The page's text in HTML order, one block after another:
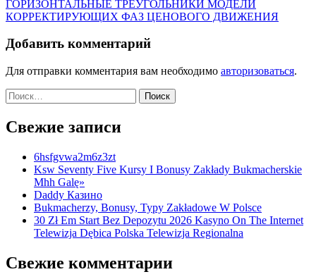
Добавить комментарий
Для отправки комментария вам необходимо авторизоваться.
Найти:
Свежие записи
6hsfgvwa2m6z3zt
Ksw Seventy Five Kursy I Bonusy Zakłady Bukmacherskie
Mhh Galę»
Daddy Казино
Bukmacherzy, Bonusy, Typy Zakładowe W Polsce
30 Zł Em Start Bez Depozytu 2026 Kasyno On The Internet
Telewizja Dębica Polska Telewizja Regionalna
Свежие комментарии